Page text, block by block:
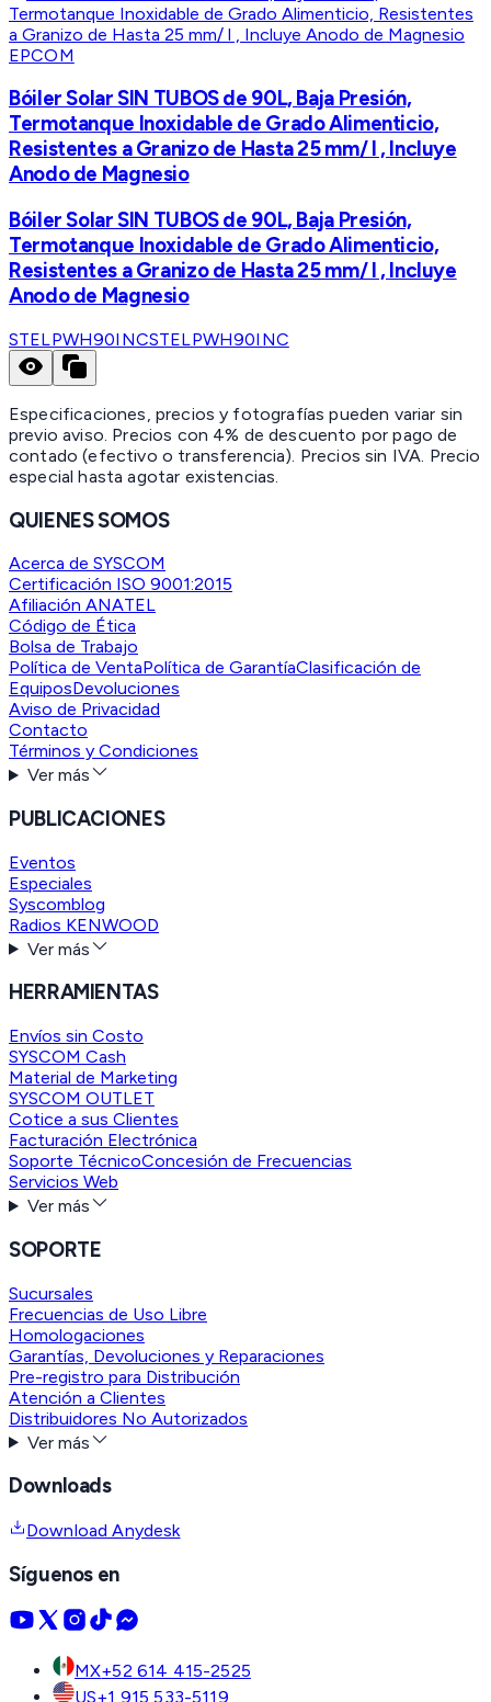
EPCOM
Bóiler Solar SIN TUBOS de 90L, Baja Presión,
Termotanque Inoxidable de Grado Alimenticio,
Resistentes a Granizo de Hasta 25 mm/ l , Incluye
Anodo de Magnesio
Bóiler Solar SIN TUBOS de 90L, Baja Presión,
Termotanque Inoxidable de Grado Alimenticio,
Resistentes a Granizo de Hasta 25 mm/ l , Incluye
Anodo de Magnesio
STELPWH90INCSTELPWH90INC
Especificaciones, precios y fotografías pueden variar sin
previo aviso. Precios con 4% de descuento por pago de
contado (efectivo o transferencia). Precios sin IVA. Precio
especial hasta agotar existencias.
QUIENES SOMOS
Acerca de SYSCOM
Certificación ISO 9001:2015
Afiliación ANATEL
Código de Ética
Bolsa de Trabajo
Política de VentaPolítica de GarantíaClasificación de
EquiposDevoluciones
Aviso de Privacidad
Contacto
Términos y Condiciones
Ver más
PUBLICACIONES
Eventos
Especiales
Syscomblog
Radios KENWOOD
Ver más
HERRAMIENTAS
Envíos sin Costo
SYSCOM Cash
Material de Marketing
SYSCOM OUTLET
Cotice a sus Clientes
Facturación Electrónica
Soporte TécnicoConcesión de Frecuencias
Servicios Web
Ver más
SOPORTE
Sucursales
Frecuencias de Uso Libre
Homologaciones
Garantías, Devoluciones y Reparaciones
Pre-registro para Distribución
Atención a Clientes
Distribuidores No Autorizados
Ver más
Downloads
Download Anydesk
Síguenos en
MX+52 614 415-2525
US+1 915 533-5119